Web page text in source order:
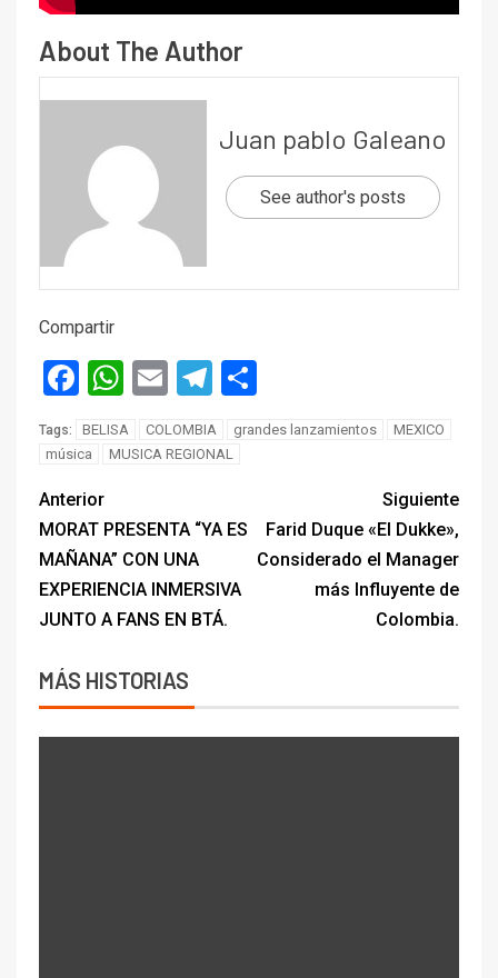
About The Author
Juan pablo Galeano
See author's posts
Compartir
Facebook
WhatsApp
EmailTelegram
Tags: BELISA COLOMBIA grandes lanzamientos
MEXICO
música
MUSICA REGIONAL
Anterior
MORAT PRESENTA “YA ES
MAÑANA” CON UNA
EXPERIENCIA INMERSIVA
JUNTO A FANS EN BTÁ.
Siguiente
Farid Duque «El Dukke»,
Considerado el Manager
más Influyente de
Colombia.
MÁS HISTORIAS